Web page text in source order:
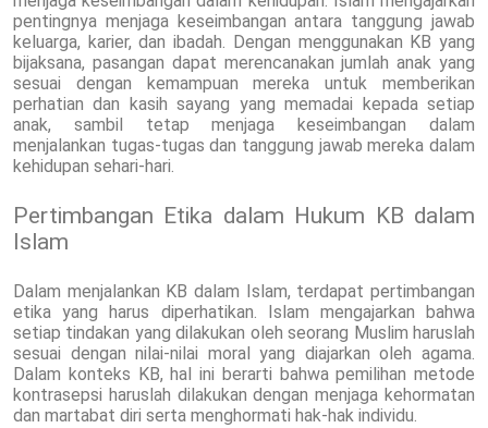
pentingnya menjaga keseimbangan antara tanggung jawab
keluarga, karier, dan ibadah. Dengan menggunakan KB yang
bijaksana, pasangan dapat merencanakan jumlah anak yang
sesuai dengan kemampuan mereka untuk memberikan
perhatian dan kasih sayang yang memadai kepada setiap
anak, sambil tetap menjaga keseimbangan dalam
menjalankan tugas-tugas dan tanggung jawab mereka dalam
kehidupan sehari-hari.
Pertimbangan Etika dalam Hukum KB dalam
Islam
Dalam menjalankan KB dalam Islam, terdapat pertimbangan
etika yang harus diperhatikan. Islam mengajarkan bahwa
setiap tindakan yang dilakukan oleh seorang Muslim haruslah
sesuai dengan nilai-nilai moral yang diajarkan oleh agama.
Dalam konteks KB, hal ini berarti bahwa pemilihan metode
kontrasepsi haruslah dilakukan dengan menjaga kehormatan
dan martabat diri serta menghormati hak-hak individu.